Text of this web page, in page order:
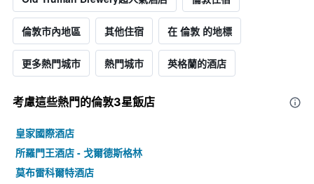
倫敦市內地區 其他住宿 在 倫敦 的地標
更多熱門城市 熱門城市 英格蘭的酒店
考慮這些熱門的倫敦3星​飯店
皇家國際酒店
所羅門王酒店 - 戈爾德斯格林
莫布雷科爾特酒店